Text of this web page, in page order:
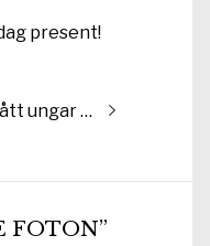
present!
ungar …
FOTON”